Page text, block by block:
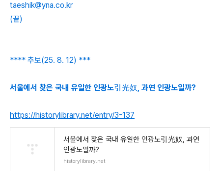
taeshik@yna.co.kr
(끝)
**** 추보(25. 8. 12) ***
서울에서 찾은 국내 유일한 인광노引光奴, 과연 인광노일까?
https://historylibrary.net/entry/3-137
서울에서 찾은 국내 유일한 인광노引光奴, 과연
인광노일까?
historylibrary.net